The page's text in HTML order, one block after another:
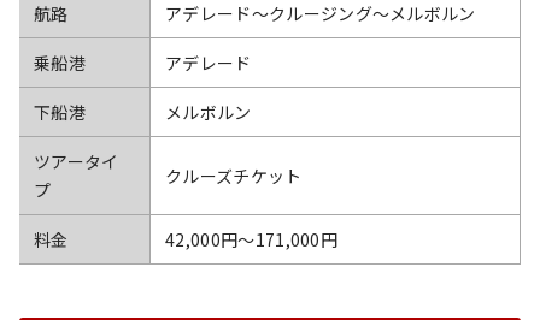
航路 アデレード～クルージング～メルボルン
乗船港 アデレード
下船港 メルボルン
ツアータイ
プ
クルーズチケット
料金 42,000円〜171,000円